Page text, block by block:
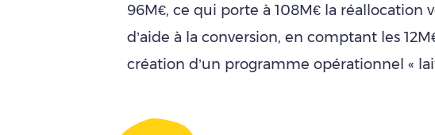
96M€, ce qui porte à 108M€ la réallocation
d’aide à la conversion, en comptant les
création d’un programme opérationnel «